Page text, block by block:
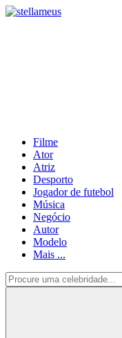
Filme
Ator
Atriz
Desporto
Jogador de futebol
Música
Negócio
Autor
Modelo
Mais ...